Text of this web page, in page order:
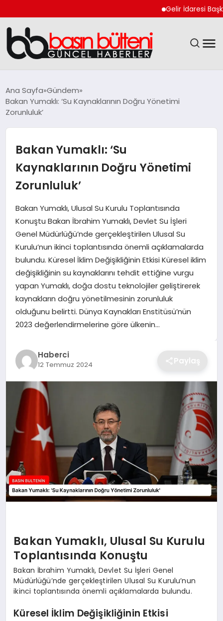
Gelir İdaresi
GÜNCEL
SAĞLIK
SPOR
TEKNOLOJI
YAŞAM
GÜNDEM
Ana Sayfa Gündem
Bakan Yumaklı: ‘Su Kaynaklarının Doğru Yönetimi
Zorunluluk’
Bakan Yumaklı: ‘Su
Kaynaklarının Doğru Yönetimi
Zorunluluk’
Bakan Yumaklı, Ulusal Su Kurulu Toplantısında
Konuştu Bakan İbrahim Yumaklı, Devlet Su İşleri
Genel Müdürlüğü’nde gerçekleştirilen Ulusal Su
Kurulu’nun ikinci toplantısında önemli açıklamalarda
bulundu. Küresel İklim Değişikliğinin Etkisi Küresel iklim
değişikliğinin su kaynaklarını tehdit ettiğine vurgu
yapan Yumaklı, doğa dostu teknolojiler geliştirerek
kaynakların doğru yönetilmesinin zorunluluk
olduğunu belirtti. Dünya Kaynakları Enstitüsü’nün
2023 değerlendirmelerine göre ülkenin…
Haberci
12 Temmuz 2024 Paylaş
Bakan Yumaklı, Ulusal Su Kurulu
Toplantısında Konuştu
Bakan İbrahim Yumaklı, Devlet Su İşleri Genel
Müdürlüğü’nde gerçekleştirilen Ulusal Su Kurulu’nun
ikinci toplantısında önemli açıklamalarda bulundu.
Küresel İklim Değişikliğinin Etkisi